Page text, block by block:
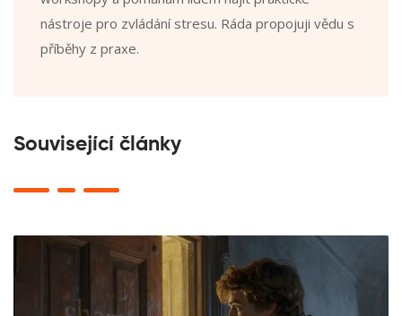
nástroje pro zvládání stresu. Ráda propojuji vědu s
příběhy z praxe.
Související články